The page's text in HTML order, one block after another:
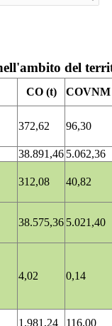
del
CO (t)
COVNM
372,62 96,30
38.891,46 5.062,36
312,08 40,82
38.575,36 5.021,40
4,02 0,14
1.981,24
116,00